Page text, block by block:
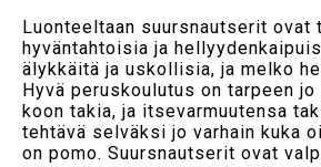
Luonteeltaan suursnautserit ovat
hyväntahtoisia ja
älykkäitä ja uskollisia, ja melko
Hyvä peruskoulutus on tarpeen
koon takia, ja itsevarmuutensa
tehtävä selväksi jo varhain kuka
on pomo. Suursnautserit ovat